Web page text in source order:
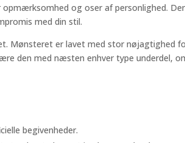
og oser af personlighed.
med din stil.
Mønsteret er lavet med stor nøjagtighed
den med næsten enhver type underdel,
begivenheder.